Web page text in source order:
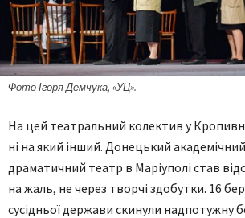
Фото Ігоря Демчука, «УЦ».
На цей театральний колектив у
ні на який інший. Донецький
драматичний театр в Маріуполі став
на жаль, не через творчі здобутки. 16
сусідньої держави скинули надпотужну